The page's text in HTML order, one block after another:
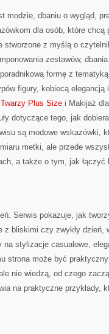
modzie, dbaniu o wygląd,
dla osób, które chcą
stworzone z myślą o
zestawów,
formę z
figury, kobiecą elegancją
Plus Size i Makijaż
dotyczące tego, jak
są modowe wskazówki,
metki, ale przede
a także o tym, jak łączyć
Serwis pokazuje, jak
z bliskimi czy zwykły dzień,
na stylizacje casualowe,
strona może być
nie wiedzą, od czego
na praktyczne przykłady,